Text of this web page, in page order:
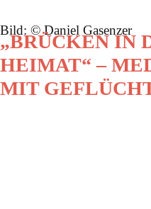
Bild: © Daniel Gasenzer
„BRÜCKEN IN
HEIMAT“ –
MIT